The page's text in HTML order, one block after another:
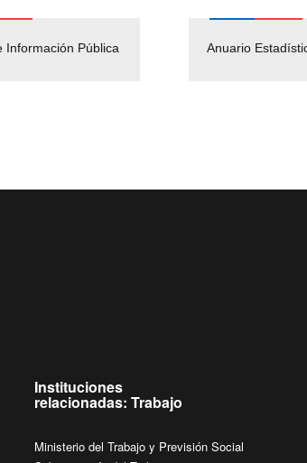
Información Pública Anuario
Empleos Públicos
Instituciones
relacionadas: Trabajo
Ministerio del Trabajo y Previsión Social